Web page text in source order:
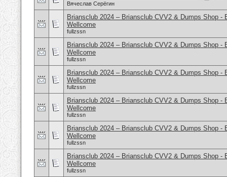
Вячеслав Серёгин
Briansclub 2024 – Briansclub CVV2 & Dumps Shop -
Wellcome
fullzssn
Briansclub 2024 – Briansclub CVV2 & Dumps Shop -
Wellcome
fullzssn
Briansclub 2024 – Briansclub CVV2 & Dumps Shop -
Wellcome
fullzssn
Briansclub 2024 – Briansclub CVV2 & Dumps Shop -
Wellcome
fullzssn
Briansclub 2024 – Briansclub CVV2 & Dumps Shop -
Wellcome
fullzssn
Briansclub 2024 – Briansclub CVV2 & Dumps Shop -
Wellcome
fullzssn